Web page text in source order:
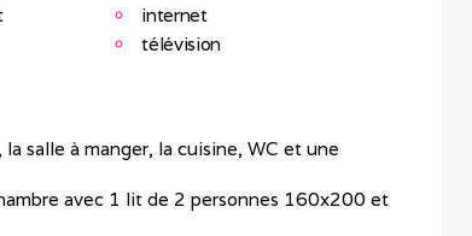
internet
télévision
salle à manger, la cuisine, WC et une
avec 1 lit de 2 personnes 160x200 et